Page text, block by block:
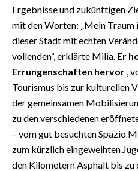
Ergebnisse und zukünftigen
mit den Worten: „Mein Traum
dieser Stadt mit echten
vollenden“, erklärte Milia. Er
Errungenschaften hervor ,
Tourismus bis zur kulturellen
der gemeinsamen
zu den verschiedenen
– vom gut besuchten Spazio
zum kürzlich eingeweihten
den Kilometern Asphalt bis zu